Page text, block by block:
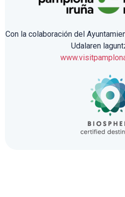
Con la colaboración del
Udalaren